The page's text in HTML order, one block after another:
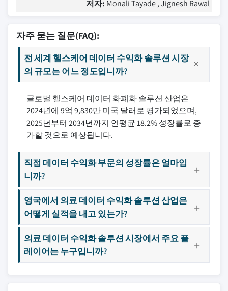
저자: Monali Tayade , Jignesh Rawal
자주 묻는 질문(FAQ):
전 세계 헬스케어 데이터 수익화 솔루션 시장
의 규모는 어느 정도입니까?
글로벌 헬스케어 데이터 화폐화 솔루션 산업은
2024년에 9억 9,830만 미국 달러로 평가되었으며,
2025년부터 2034년까지 연평균 18.2% 성장률로 증
가할 것으로 예상됩니다.
직접 데이터 수익화 부문의 성장률은 얼마입
니까?
영국에서 의료 데이터 수익화 솔루션 산업은
어떻게 실적을 내고 있는가?
의료 데이터 수익화 솔루션 시장에서 주요 플
레이어는 누구입니까?